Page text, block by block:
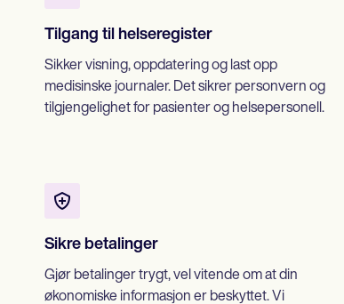
Tilgang til helseregister
Sikker visning, oppdatering og last opp
medisinske journaler. Det sikrer personvern og
tilgjengelighet for pasienter og helsepersonell.
Sikre betalinger
Gjør betalinger trygt, vel vitende om at din
økonomiske informasjon er beskyttet. Vi